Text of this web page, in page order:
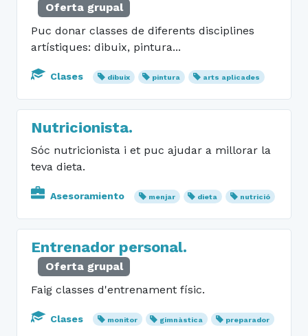
Oferta grupal
Puc donar classes de diferents disciplines
artístiques: dibuix, pintura...
Clases dibuix pintura arts aplicades
Nutricionista.
Sóc nutricionista i et puc ajudar a millorar la
teva dieta.
Asesoramiento menjar dieta nutrició
Entrenador personal.
Oferta grupal
Faig classes d'entrenament físic.
Clases monitor gimnàstica preparador